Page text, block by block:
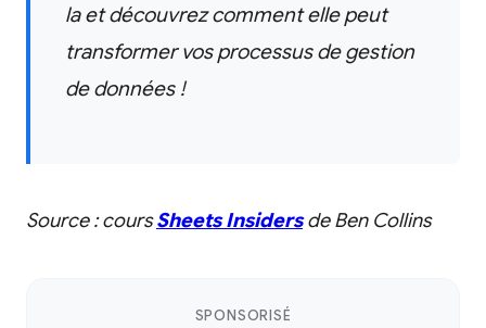
la et découvrez comment elle peut
transformer vos processus de gestion
de données !
Source : coursSheets Insidersde Ben Collins
SPONSORISÉ